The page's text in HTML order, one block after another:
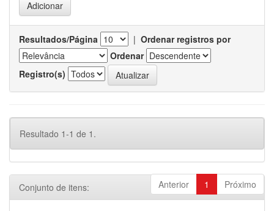
Resultados/Página | Ordenar registros por
Ordenar
Registro(s)
Resultado 1-1 de 1.
Anterior 1 Próximo
Conjunto de itens: